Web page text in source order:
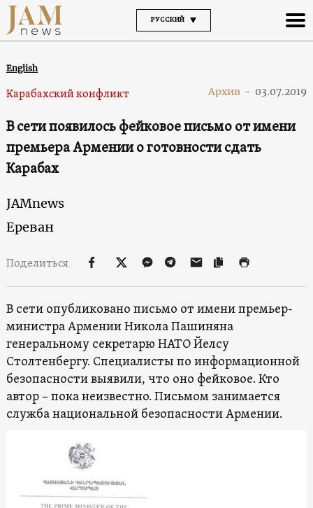
РУССКИЙ
English
Карабахский конфликт Архив - 03.07.2019
В сети появилось фейковое письмо от имени
премьера Армении о готовности сдать
Карабах
JAMnews
Ереван
Поделиться
В сети опубликовано письмо от имени премьер-
министра Армении Никола Пашиняна
генеральному секретарю НАТО Йелсу
Столтенбергу. Специалисты по информационной
безопасности выявили, что оно фейковое. Кто
автор – пока неизвестно. Письмом занимается
служба национальной безопасности Армении.